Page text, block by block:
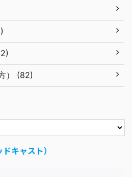
） (82)
キャスト）